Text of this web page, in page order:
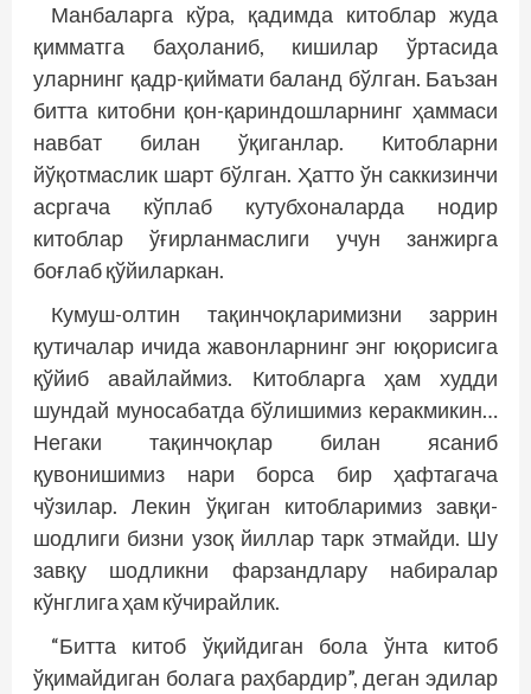
Манбаларга кўра, қадимда китоблар жуда
қимматга баҳоланиб, кишилар ўртасида
уларнинг қадр-қиймати баланд бўлган. Баъзан
битта китобни қон-қариндошларнинг ҳаммаси
навбат билан ўқиганлар. Китобларни
йўқотмаслик шарт бўлган. Ҳатто ўн саккизинчи
асргача кўплаб кутубхоналарда нодир
китоблар ўғирланмаслиги учун занжирга
боғлаб қўйиларкан.
Кумуш-олтин тақинчоқларимизни заррин
қутичалар ичида жавонларнинг энг юқорисига
қўйиб авайлаймиз. Китобларга ҳам худди
шундай муносабатда бўлишимиз керакмикин…
Негаки тақинчоқлар билан ясаниб
қувонишимиз нари борса бир ҳафтагача
чўзилар. Лекин ўқиган китобларимиз завқи-
шодлиги бизни узоқ йиллар тарк этмайди. Шу
завқу шодликни фарзандлару набиралар
кўнглига ҳам кўчирайлик.
“Битта китоб ўқийдиган бола ўнта китоб
ўқимайдиган болага раҳбардир”, деган эдилар